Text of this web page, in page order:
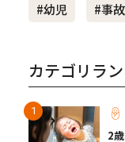
#幼児
#事故
カテゴリラ
2